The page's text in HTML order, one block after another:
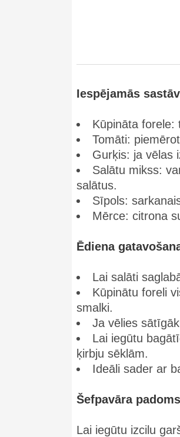
Iespējamās
Kūpināta forele:
Tomāti:
Gurķis: ja vēlas
Salātu mikss:
salātus.
Sīpols:
Mērce: citrona
Ēdiena
Lai salāti
Kūpinātu foreli
smalki.
Ja vēlies
Lai iegūtu
ķirbju sēklām.
Ideāli sader ar
Šefpavāra padoms
Lai iegūtu izcilu